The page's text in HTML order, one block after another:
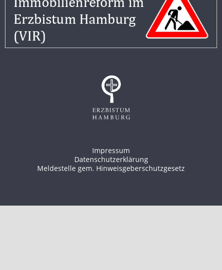
Impressum
Datenschutzerklärung
Meldestelle gem. Hinweisgeberschutzgesetz